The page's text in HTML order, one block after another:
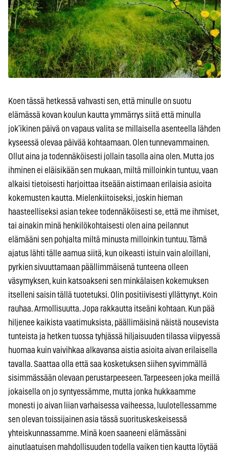
Koen tässä hetkessä vahvasti sen, että minulle on suotu
elämässä kovan koulun kautta ymmärrys siitä että minulla
jok’ikinen päivä on vapaus valita se millaisella asenteella lähden
kyseessä olevaa päivää kohtaamaan. Olen tunnevammainen.
Ollut aina ja todennäköisesti jollain tasolla aina olen. Mutta jos
ihminen ei eläisikään sen mukaan, miltä milloinkin tuntuu, vaan
alkaisi tietoisesti harjoittaa itseään aistimaan erilaisia asioita
kokemusten kautta. Mielenkiitoiseksi, joskin hieman
haasteelliseksi asian tekee todennäköisesti se, että me ihmiset,
tai ainakin minä henkilökohtaisesti olen aina peilannut
elämääni sen pohjalta miltä minusta milloinkin tuntuu. Tämä
ajatus lähti tälle aamua siitä, kun oikeasti istuin vain aloillani,
pyrkien sivuuttamaan päällimmäisenä tunteena olleen
väsymyksen, kuin katsoakseni sen minkälaisen kokemuksen
itselleni saisin tällä tuotetuksi. Olin positiivisesti yllättynyt. Koin
rauhaa. Armollisuutta. Jopa rakkautta itseäni kohtaan. Kun pää
hiljenee kaikista vaatimuksista, päällimäisinä näistä nousevista
tunteista ja hetken tuossa tyhjässä hiljaisuuden tilassa viipyessä
huomaa kuin vaivihkaa alkavansa aistia asioita aivan erilaisella
tavalla. Saattaa olla että saa kosketuksen siihen syvimmällä
sisimmässään olevaan perustarpeeseen. Tarpeeseen joka meillä
jokaisella on jo syntyessämme, mutta jonka hukkaamme
monesti jo aivan liian varhaisessa vaiheessa, luulotellessamme
sen olevan toissijainen asia tässä suorituskeskeisessä
yhteiskunnassamme. Minä koen saaneeni elämässäni
ainutlaatuisen mahdollisuuden todella vaiken tien kautta löytää